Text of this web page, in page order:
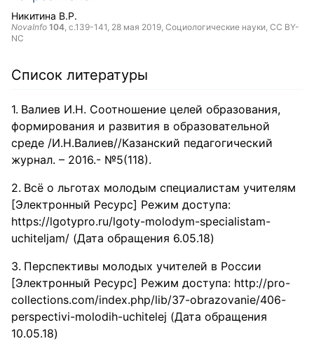
Никитина В.Р.
NovaInfo 104, с.139-141, 28 мая 2019, Социологические науки, CC BY-
NC
Список литературы
Валиев И.Н. Соотношение целей образования,
формирования и развития в образовательной
среде /И.Н.Валиев//Казанский педагогический
журнал. – 2016.- №5(118).
Всё о льготах молодым специалистам учителям
[Электронный Ресурс] Режим доступа:
https://lgotypro.ru/lgoty-molodym-specialistam-
uchiteljam/ (Дата обращения 6.05.18)
Перспективы молодых учителей в России
[Электронный Ресурс] Режим доступа: http://pro-
collections.com/index.php/lib/37-obrazovanie/406-
perspectivi-molodih-uchitelej (Дата обращения
10.05.18)